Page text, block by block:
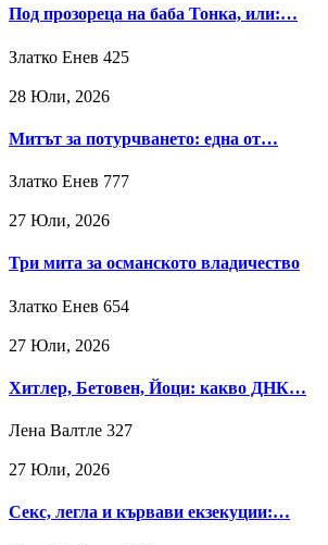
Под прозореца на баба Тонка, или:…
Златко Енев 425
28 Юли, 2026
Митът за потурчването: една от…
Златко Енев 777
27 Юли, 2026
Три мита за османското владичество
Златко Енев 654
27 Юли, 2026
Хитлер, Бетовен, Йоци: какво ДНК…
Лена Валтле 327
27 Юли, 2026
Секс, легла и кървави екзекуции:…